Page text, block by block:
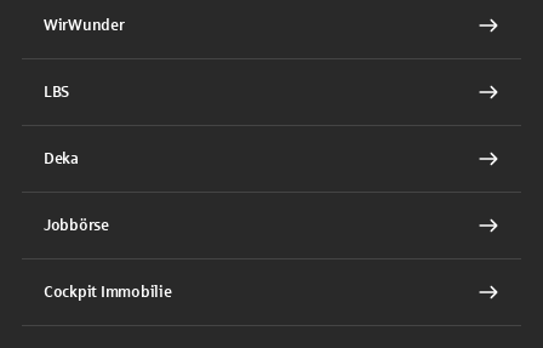
WirWunder
LBS
Deka
Jobbörse
Cockpit Immobilie